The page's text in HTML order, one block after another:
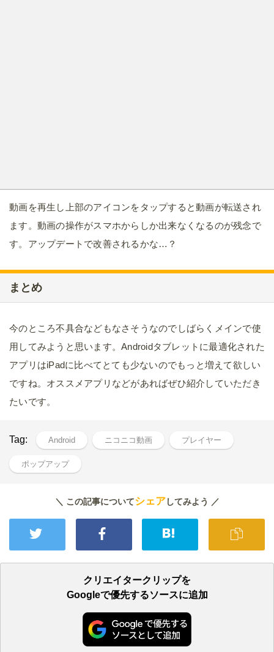
動画を再生し上部のアイコンをタップすると動画が転送され
ます。動画の操作がスマホからしか出来なくなるのが残念で
す。アップデートで改善されるかな…？
まとめ
今のところ不具合などもなさそうなのでしばらくメインで使
用してみようと思います。Androidタブレットに最適化された
アプリはiPadに比べてとても少ないのでもっと増えて欲しい
ですね。オススメアプリなどがあればぜひ紹介していただき
たいです。
Tag: Android ニコニコ動画 プレイヤー
ポップアップ
＼ この記事についてシェアしてみよう ／
クリエイタークリップを
Googleで優先するソースに追加